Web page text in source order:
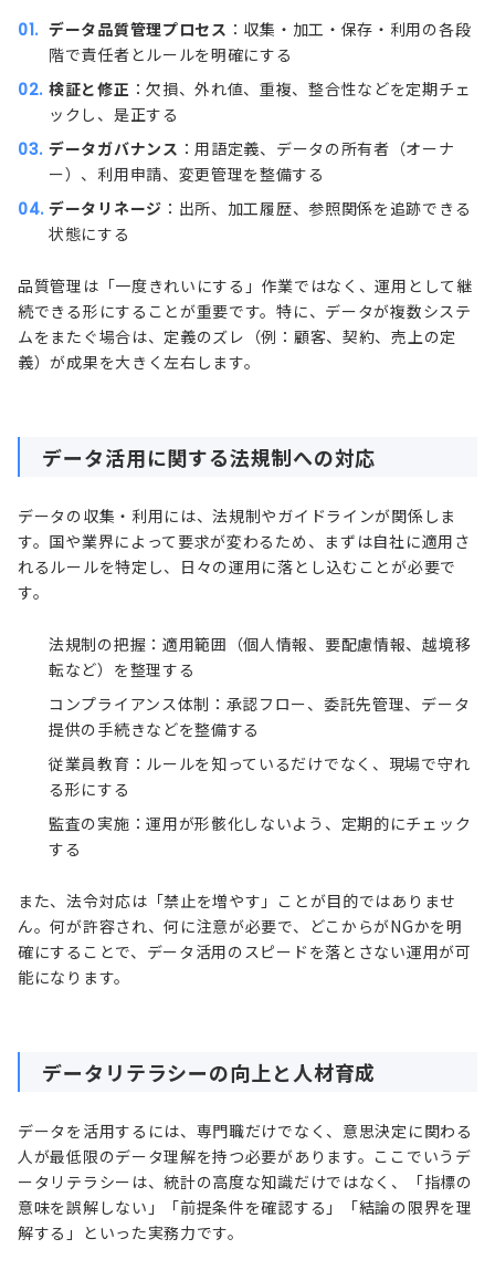
データ品質管理プロセス ：収集・加工・保存・利用の各段
階で責任者とルールを明確にする
検証と修正 ：欠損、外れ値、重複、整合性などを定期チェ
ックし、是正する
データガバナンス ：用語定義、データの所有者（オーナ
ー）、利用申請、変更管理を整備する
データリネージ ：出所、加工履歴、参照関係を追跡できる
状態にする
品質管理は「一度きれいにする」作業ではなく、運用として継
続できる形にすることが重要です。特に、データが複数システ
ムをまたぐ場合は、定義のズレ（例：顧客、契約、売上の定
義）が成果を大きく左右します。
データ活用に関する法規制への対応
データの収集・利用には、法規制やガイドラインが関係しま
す。国や業界によって要求が変わるため、まずは自社に適用さ
れるルールを特定し、日々の運用に落とし込むことが必要で
す。
法規制の把握：適用範囲（個人情報、要配慮情報、越境移
転など）を整理する
コンプライアンス体制：承認フロー、委託先管理、データ
提供の手続きなどを整備する
従業員教育：ルールを知っているだけでなく、現場で守れ
る形にする
監査の実施：運用が形骸化しないよう、定期的にチェック
する
また、法令対応は「禁止を増やす」ことが目的ではありませ
ん。何が許容され、何に注意が必要で、どこからがNGかを明
確にすることで、データ活用のスピードを落とさない運用が可
能になります。
データリテラシーの向上と人材育成
データを活用するには、専門職だけでなく、意思決定に関わる
人が最低限のデータ理解を持つ必要があります。ここでいうデ
ータリテラシーは、統計の高度な知識だけではなく、「指標の
意味を誤解しない」「前提条件を確認する」「結論の限界を理
解する」といった実務力です。